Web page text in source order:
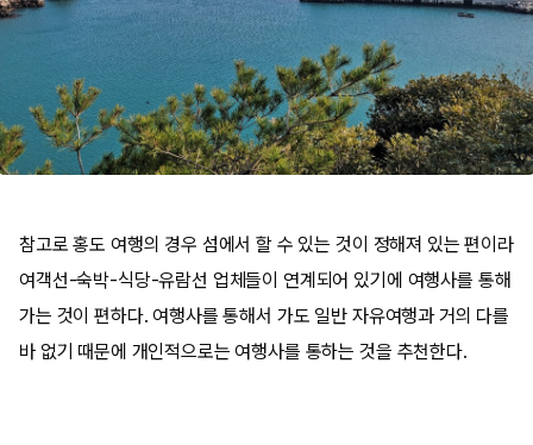
참고로 홍도 여행의 경우 섬에서 할 수 있는 것이 정해져 있는 편이라
여객선-숙박-식당-유람선 업체들이 연계되어 있기에 여행사를 통해
가는 것이 편하다. 여행사를 통해서 가도 일반 자유여행과 거의 다를
바 없기 때문에 개인적으로는 여행사를 통하는 것을 추천한다.